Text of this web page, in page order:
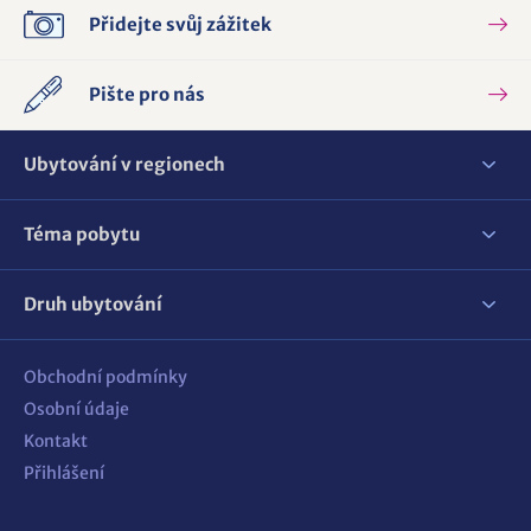
Přidejte svůj zážitek
Pište pro nás
Ubytování v regionech
Téma pobytu
Druh ubytování
Obchodní podmínky
Osobní údaje
Kontakt
Přihlášení